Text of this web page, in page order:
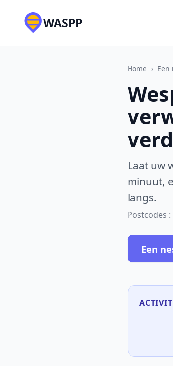
WASPP
Home › Een
Laat uw
minuut,
langs.
Postcodes :
Een